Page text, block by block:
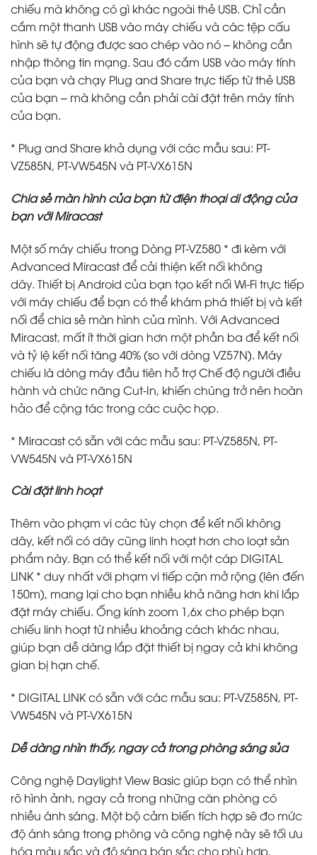
chiếu mà không có gì khác ngoài thẻ USB. Chỉ cần
cắm một thanh USB vào máy chiếu và các tệp cấu
hình sẽ tự động được sao chép vào nó – không cần
nhập thông tin mạng. Sau đó cắm USB vào máy tính
của bạn và chạy Plug and Share trực tiếp từ thẻ USB
của bạn – mà không cần phải cài đặt trên máy tính
của bạn.
* Plug and Share khả dụng với các mẫu sau: PT-
VZ585N, PT-VW545N và PT-VX615N
Chia sẻ màn hình của bạn từ điện thoại di động của
bạn với Miracast
Một số máy chiếu trong Dòng PT-VZ580 * đi kèm với
Advanced Miracast để cải thiện kết nối không
dây. Thiết bị Android của bạn tạo kết nối Wi-Fi trực tiếp
với máy chiếu để bạn có thể khám phá thiết bị và kết
nối để chia sẻ màn hình của mình. Với Advanced
Miracast, mất ít thời gian hơn một phần ba để kết nối
và tỷ lệ kết nối tăng 40% (so với dòng VZ57N). Máy
chiếu là dòng máy đầu tiên hỗ trợ Chế độ người điều
hành và chức năng Cut-In, khiến chúng trở nên hoàn
hảo để cộng tác trong các cuộc họp.
* Miracast có sẵn với các mẫu sau: PT-VZ585N, PT-
VW545N và PT-VX615N
Cài đặt linh hoạt
Thêm vào phạm vi các tùy chọn để kết nối không
dây, kết nối có dây cũng linh hoạt hơn cho loạt sản
phẩm này. Bạn có thể kết nối với một cáp DIGITAL
LINK* duy nhất với phạm vi tiếp cận mở rộng (lên đến
150m), mang lại cho bạn nhiều khả năng hơn khi lắp
đặt máy chiếu. Ống kính zoom 1,6x cho phép bạn
chiếu linh hoạt từ nhiều khoảng cách khác nhau,
giúp bạn dễ dàng lắp đặt thiết bị ngay cả khi không
gian bị hạn chế.
* DIGITAL LINK có sẵn với các mẫu sau: PT-VZ585N, PT-
VW545N và PT-VX615N
Dễ dàng nhìn thấy, ngay cả trong phòng sáng sủa
Công nghệ Daylight View Basic giúp bạn có thể nhìn
rõ hình ảnh, ngay cả trong những căn phòng có
nhiều ánh sáng. Một bộ cảm biến tích hợp sẽ đo mức
độ ánh sáng trong phòng và công nghệ này sẽ tối ưu
hóa màu sắc và độ sáng bán sắc cho phù hợp.